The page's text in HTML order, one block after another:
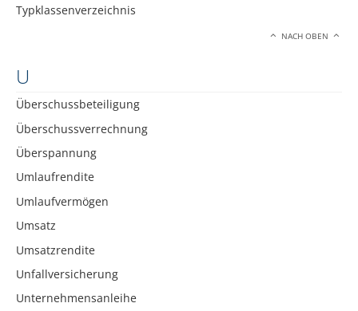
Typklassenverzeichnis
NACH OBEN
U
Überschussbeteiligung
Überschussverrechnung
Überspannung
Umlaufrendite
Umlaufvermögen
Umsatz
Umsatzrendite
Unfallversicherung
Unternehmensanleihe